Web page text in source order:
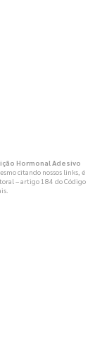
Hormonal Adesivo
citando nossos links, é
– artigo 184 do Código
.